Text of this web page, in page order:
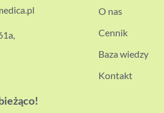
O nas
Cennik
Baza wiedzy
Kontakt